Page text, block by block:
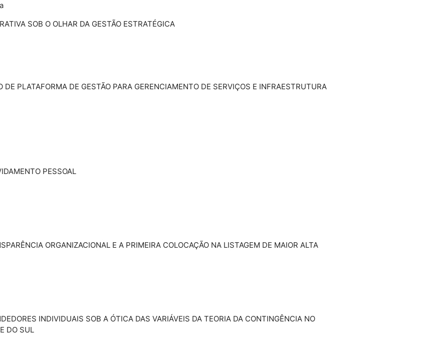
SOB O OLHAR DA GESTÃO ESTRATÉGICA
DE PLATAFORMA DE GESTÃO PARA GERENCIAMENTO DE SERVIÇOS E INFRAESTRUTURA
PESSOAL
ORGANIZACIONAL E A PRIMEIRA COLOCAÇÃO NA LISTAGEM DE MAIOR ALTA
INDIVIDUAIS SOB A ÓTICA DAS VARIÁVEIS DA TEORIA DA CONTINGÊNCIA NO
DO SUL